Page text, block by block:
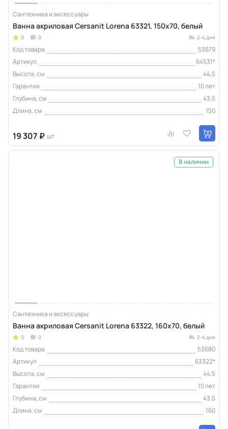
Сантехника и аксессуары
Ванна акриловая Cersanit Lorena 63321, 150x70, белый
0 0 2-4 дня
Код товара
53679
Артикул
64531*
Высота, см
44,5
Гарантия
10 лет
Глубина, см
43,5
Длина, см
150
19 307 ₽ шт
В наличии
Сантехника и аксессуары
Ванна акриловая Cersanit Lorena 63322, 160x70, белый
0 0 2-4 дня
Код товара
53680
Артикул
63322*
Высота, см
44,5
Гарантия
10 лет
Глубина, см
43,5
Длина, см
160